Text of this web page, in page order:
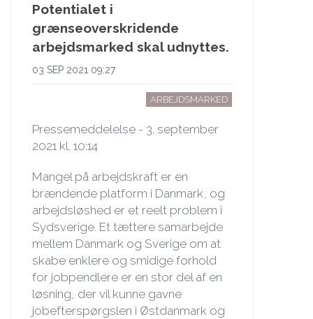
Potentialet i
grænseoverskridende
arbejdsmarked skal udnyttes.
03 SEP 2021 09:27
ARBEJDSMARKED
Pressemeddelelse - 3. september
2021 kl. 10:14
Mangel på arbejdskraft er en
brændende platform i Danmark, og
arbejdsløshed er et reelt problem i
Sydsverige. Et tættere samarbejde
mellem Danmark og Sverige om at
skabe enklere og smidige forhold
for jobpendlere er en stor del af en
løsning, der vil kunne gavne
jobefterspørgslen i Østdanmark og